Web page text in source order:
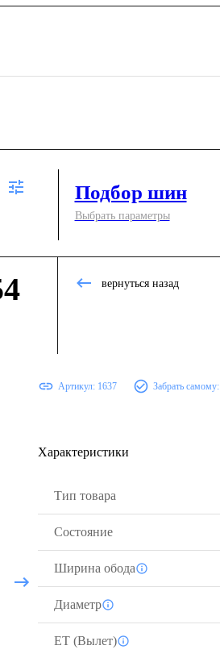
Подбор шин
Выбрать параметры
вернуться назад
Артикул: 1637 Забрать самому:
Характеристики
Тип товара
Состояние
Ширина обода
Диаметр
ЕТ (Вылет)